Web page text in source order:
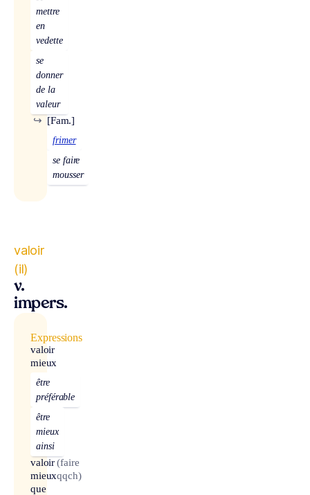
mettre
en
vedette
se
donner
de la
valeur
[Fam.]
↪
frimer
se faire
mousser
valoir
(il)
v.
impers.
Expressions
valoir
mieux
être
préférable
être
mieux
ainsi
valoir
mieux
que
(faire
qqch)